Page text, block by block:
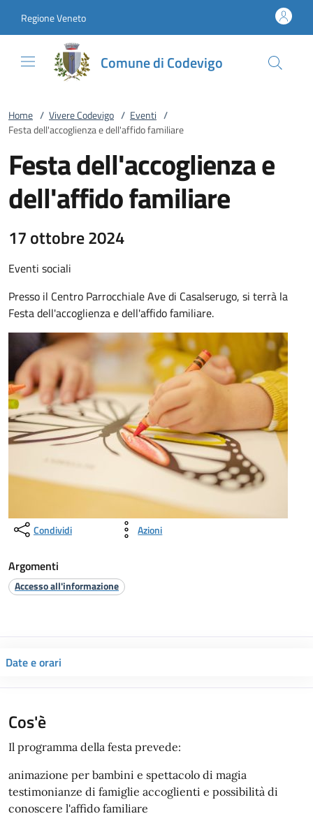
Regione Veneto
Comune di Codevigo
Home / Vivere Codevigo / Eventi /
Festa dell'accoglienza e dell'affido familiare
Festa dell'accoglienza e
dell'affido familiare
17 ottobre 2024
Eventi sociali
Presso il Centro Parrocchiale Ave di Casalserugo, si terrà la
Festa dell'accoglienza e dell'affido familiare.
Condividi Azioni
Argomenti
Accesso all'informazione
Date e orari
Cos'è
Il programma della festa prevede:
animazione per bambini e spettacolo di magia
testimonianze di famiglie accoglienti e possibilità di
conoscere l'affido familiare